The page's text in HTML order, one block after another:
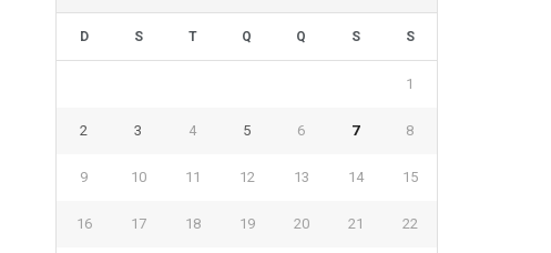
D S T Q Q S S
1
2 3 4 5 6 7 8
9 10 11 12 13 14 15
16 17 18 19 20 21 22